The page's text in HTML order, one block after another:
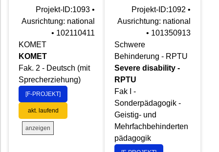
Projekt-ID:1093 •
Ausrichtung: national
• 102110411
KOMET
KOMET
Fak. 2 - Deutsch (mit
Sprecherziehung)
[F-PROJEKT]
akt. laufend
anzeigen
Projekt-ID:1092 •
Ausrichtung: national
• 101350913
Schwere
Behinderung - RPTU
Severe disability -
RPTU
Fak I -
Sonderpädagogik -
Geistig- und
Mehrfachbehinderten
pädagogik